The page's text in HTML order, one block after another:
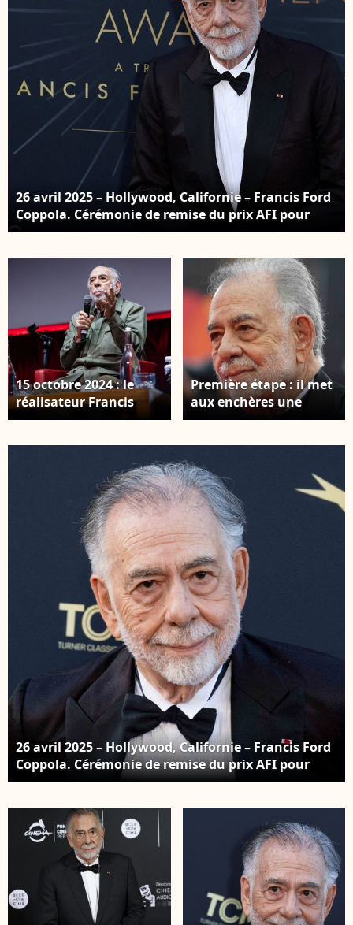
26 avril 2025 – Hollywood, Californie – Francis Ford
Coppola. Cérémonie de remise du prix AFI pour
l’ensemble de sa carrière son honneur au TCL
15 octobre 2024 : le
réalisateur Francis
Ford Coppola à sa
Sinopoli, à Rome,
Italie. © Zuma Press /
Bestimage
Première étape : il met
aux enchères une
précieuse collection de
conçue avec F.P.
Journe, estimée à plus
d’un million. Venise,
Italie, 27 août 2025.
Francis Ford Coppola
arrive sur le tapis
rouge pour la
cérémonie d’ouverture
et la projection-gala du
film La Grazia lors du
81ᵉ Festival
international du film
de Venise, Italie. ©
Laurent Lairys /
PSNEWZ / Bestimage
26 avril 2025 – Hollywood, Californie – Francis Ford
Coppola. Cérémonie de remise du prix AFI pour
l’ensemble de sa carrière son honneur au TCL
BESTIMAGE